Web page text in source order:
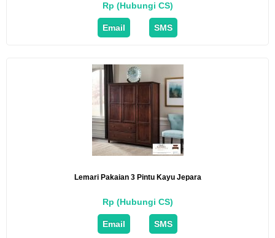
Rp (Hubungi CS)
Email SMS
Lemari Pakaian 3 Pintu Kayu Jepara
Rp (Hubungi CS)
Email SMS